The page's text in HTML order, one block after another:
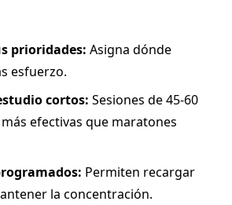
prioridades: Asigna dónde
esfuerzo.
cortos: Sesiones de 45-60
efectivas que maratones
Permiten recargar
la concentración.